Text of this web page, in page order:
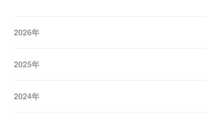
2026年
2025年
2024年